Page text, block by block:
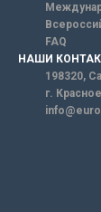
FAQ
НАШИ
198320,
г.